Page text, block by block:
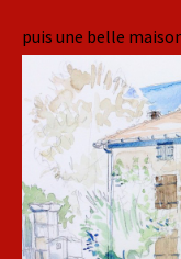
puis une belle